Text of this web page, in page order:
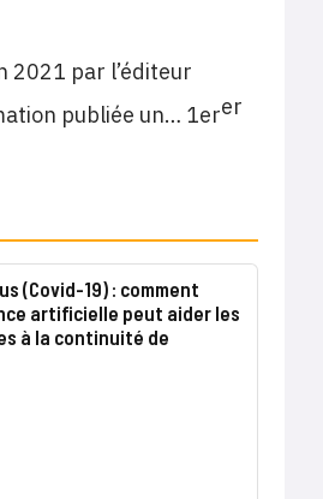
2021 par l’éditeur
publiée un… 1erer
(Covid-19) : comment
artificielle peut aider les
à la continuité de